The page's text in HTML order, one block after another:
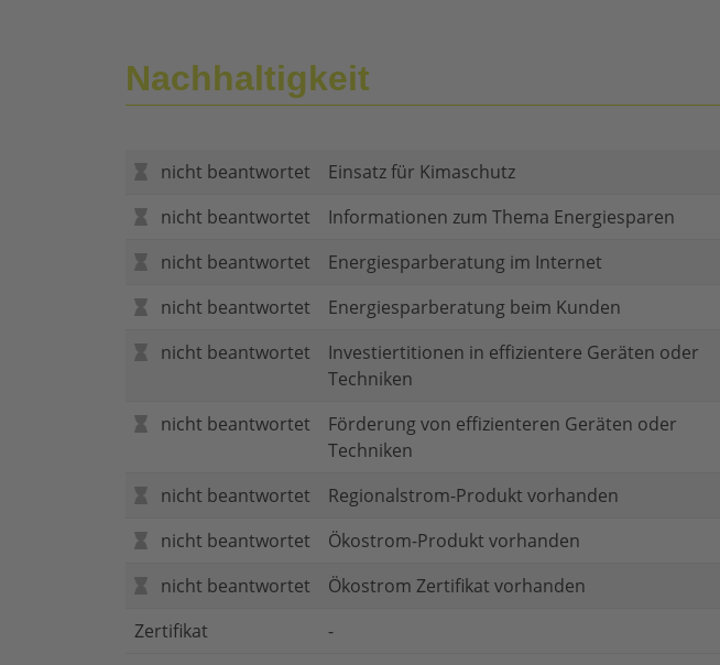
Nachhaltigkeit
nicht beantwortet
Einsatz für Kimaschutz
nicht beantwortet
Informationen zum Thema Energiesparen
nicht beantwortet
Energiesparberatung im Internet
nicht beantwortet
Energiesparberatung beim Kunden
nicht beantwortet
Investiertitionen in effizientere Geräten oder
Techniken
nicht beantwortet
Förderung von effizienteren Geräten oder
Techniken
nicht beantwortet
Regionalstrom-Produkt vorhanden
nicht beantwortet
Ökostrom-Produkt vorhanden
nicht beantwortet
Ökostrom Zertifikat vorhanden
Zertifikat
-